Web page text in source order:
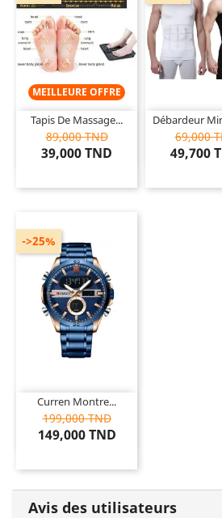
MEILLEURE OFFRE
Tapis De Massage...
89,000 TND
39,000 TND
Débardeur
69,000
49,700
Curren Montre...
199,000 TND
149,000 TND
->25%
Avis des utilisateurs